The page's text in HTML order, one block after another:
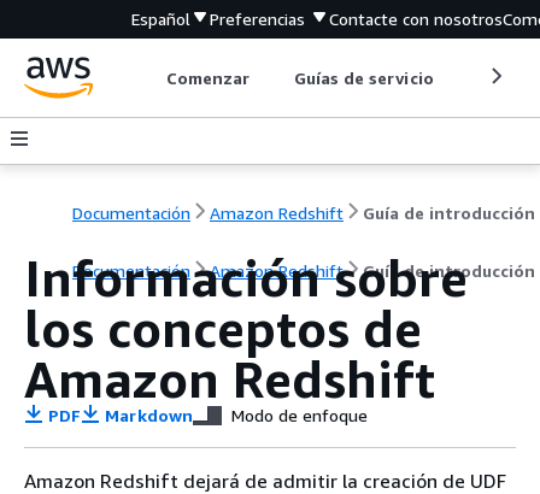
Español Preferencias Contacte con nosotros
Comenzar Guías de servicio
Documentación Amazon Redshift Guía de introducción
Documentación Amazon Redshift Guía de introducción
Información sobre
los conceptos de
Amazon Redshift
PDF Markdown Modo de enfoque
Amazon Redshift dejará de admitir la creación de UDF